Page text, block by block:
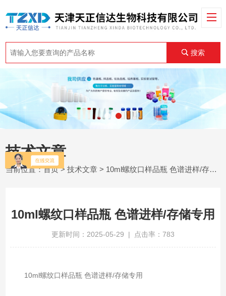
搜索
技术文章
当前位置：首页>技术文章 > 10ml螺纹口样品瓶 色谱进样/存储专用
10ml螺纹口样品瓶 色谱进样/存储专用
更新时间：2025-05-29 | 点击率：783
10ml螺纹口样品瓶 色谱进样/存储专用